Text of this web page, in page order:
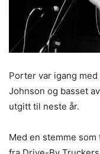
Porter var igang
Johnson og basset
utgitt til neste år.
Med en stemme